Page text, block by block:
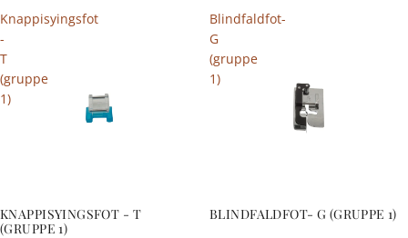
Knappisyingsfot
-
T
(gruppe
1)
KNAPPISYINGSFOT - T
(GRUPPE 1)
Blindfaldfot-
G
(gruppe
1)
BLINDFALDFOT- G (GRUPPE 1)